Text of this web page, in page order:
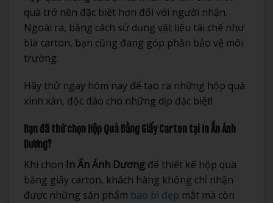
quà trở nên đặc biệt hơn đối với người nhận.
Ngoài ra, bằng cách sử dụng vật liệu tái chế như
bìa carton, bạn cũng đang góp phần bảo vệ môi
trường.
Hãy thử ngay hôm nay để tạo ra những hộp quà
xinh xắn, độc đáo cho những dịp đặc biệt!
Bạn đã thử chọn Hộp Quà Bằng Giấy Carton tại In Ấn Ánh
Dương?
Khi chọn In Ấn Ánh Dương để thiết kế hộp quà
bằng giấy carton, khách hàng không chỉ nhận
được những sản phẩm bao bì đẹp mắt mà còn